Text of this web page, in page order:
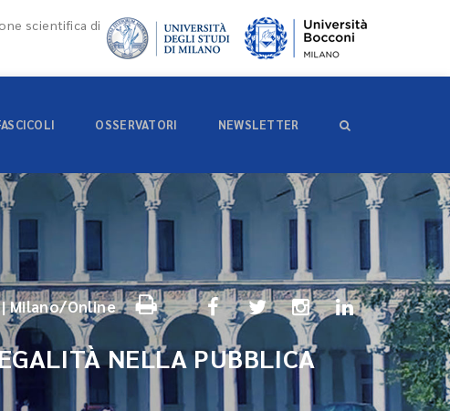
scientifica di
OSSERVATORI NEWSLETTER
| Milano/Online
NELLA PUBBLICA